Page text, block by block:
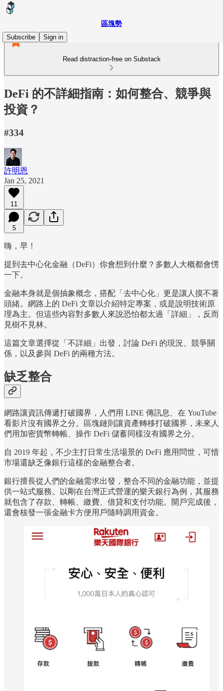
區塊勢
Subscribe
Sign in
Read distraction-free on Substack
DeFi 的不詳細指南：如何整合、競爭與
投資？
#334
許明恩
Jan 25, 2021
11
5
嗨，早！
提到去中心化金融（DeFi）你會想到什麼？多數人大概都會愣
一下。
金融本身就是個抽象概念，搭配「去中心化」更是讓人摸不著
頭緒。網路上的 DeFi 文章以介紹特定專案，或是說明技術原
理為主。但這些內容對多數人來說恐怕都太過「詳細」，反而
見樹不見林。
這篇文章選擇從「不詳細」出發，討論 DeFi 的現況、競爭關
係，以及參與 DeFi 的兩種方法。
缺乏整合
網路讓資訊傳遞打破國界，人們用 LINE 傳訊息、在 YouTube
看影片沒有國界之分。區塊鏈則讓資產轉移打破國界，未來人
們用加密貨幣轉帳、操作 DeFi 儲蓄同樣沒有國界之分。
自 2019 年起，不少主打日常生活場景的 DeFi 應用問世，可惜
市場還缺乏像銀行這樣的金融整合者。
銀行擅長從人們的金融需求出發，整合不同的金融功能，並提
供一站式服務。以剛在台灣正式營運的樂天銀行為例，其服務
就包含了存款、轉帳、繳費、借貸和支付功能。開戶完成後，
還會核發一張金融卡方便用戶隨時調用資金。